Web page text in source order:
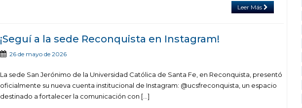
Leer Más
¡Seguí a la sede Reconquista en Instagram!
26 de mayo de 2026
La sede San Jerónimo de la Universidad Católica de Santa Fe, en Reconquista, presentó
oficialmente su nueva cuenta institucional de Instagram: @ucsfreconquista, un espacio
destinado a fortalecer la comunicación con […]